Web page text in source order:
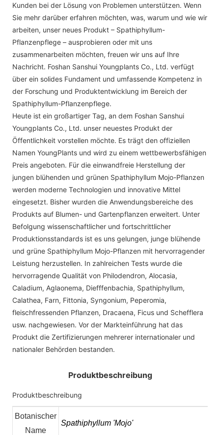
Kunden bei der Lösung von Problemen unterstützen. Wenn
Sie mehr darüber erfahren möchten, was, warum und wie wir
arbeiten, unser neues Produkt – Spathiphyllum-
Pflanzenpflege – ausprobieren oder mit uns
zusammenarbeiten möchten, freuen wir uns auf Ihre
Nachricht. Foshan Sanshui Youngplants Co., Ltd. verfügt
über ein solides Fundament und umfassende Kompetenz in
der Forschung und Produktentwicklung im Bereich der
Spathiphyllum-Pflanzenpflege.
Heute ist ein großartiger Tag, an dem Foshan Sanshui
Youngplants Co., Ltd. unser neuestes Produkt der
Öffentlichkeit vorstellen möchte. Es trägt den offiziellen
Namen YoungPlants und wird zu einem wettbewerbsfähigen
Preis angeboten. Für die einwandfreie Herstellung der
jungen blühenden und grünen Spathiphyllum Mojo-Pflanzen
werden moderne Technologien und innovative Mittel
eingesetzt. Bisher wurden die Anwendungsbereiche des
Produkts auf Blumen- und Gartenpflanzen erweitert. Unter
Befolgung wissenschaftlicher und fortschrittlicher
Produktionsstandards ist es uns gelungen, junge blühende
und grüne Spathiphyllum Mojo-Pflanzen mit hervorragender
Leistung herzustellen. In zahlreichen Tests wurde die
hervorragende Qualität von Philodendron, Alocasia,
Caladium, Aglaonema, Diefffenbachia, Spathiphyllum,
Calathea, Farn, Fittonia, Syngonium, Peperomia,
fleischfressenden Pflanzen, Dracaena, Ficus und Schefflera
usw. nachgewiesen. Vor der Markteinführung hat das
Produkt die Zertifizierungen mehrerer internationaler und
nationaler Behörden bestanden.
Produktbeschreibung
Produktbeschreibung
Botanischer
Name
Spathiphyllum 'Mojo'